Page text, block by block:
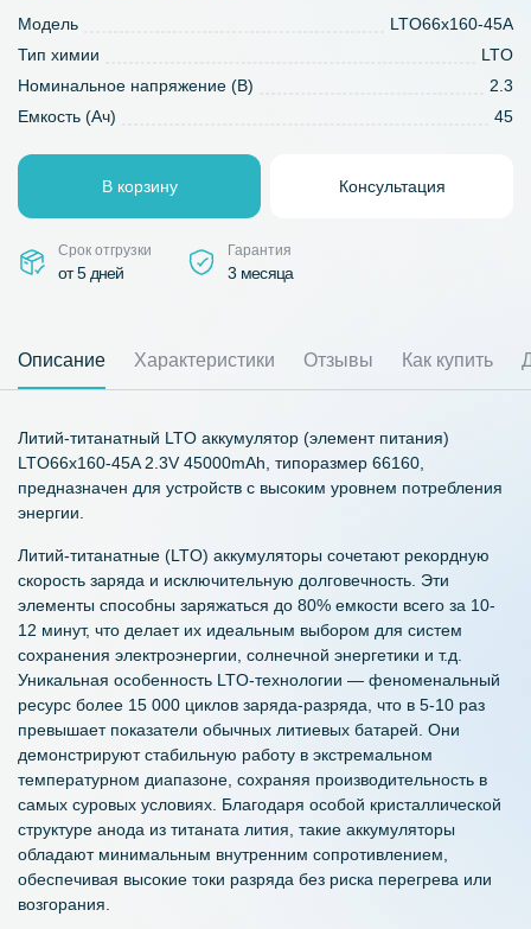
Модель
LTO66x160-45A
Тип химии
LTO
Номинальное напряжение (В)
2.3
Емкость (Ач)
45
В корзину Консультация
Срок отгрузки
от 5 дней
Гарантия
3 месяца
Описание Характеристики Отзывы Как купить
Литий-титанатный LTO аккумулятор (элемент питания)
LTO66x160-45A 2.3V 45000mAh, типоразмер 66160,
предназначен для устройств с высоким уровнем потребления
энергии.
Литий-титанатные (LTO) аккумуляторы сочетают рекордную
скорость заряда и исключительную долговечность. Эти
элементы способны заряжаться до 80% емкости всего за 10-
12 минут, что делает их идеальным выбором для систем
сохранения электроэнергии, солнечной энергетики и т.д.
Уникальная особенность LTO-технологии — феноменальный
ресурс более 15 000 циклов заряда-разряда, что в 5-10 раз
превышает показатели обычных литиевых батарей. Они
демонстрируют стабильную работу в экстремальном
температурном диапазоне, сохраняя производительность в
самых суровых условиях. Благодаря особой кристаллической
структуре анода из титаната лития, такие аккумуляторы
обладают минимальным внутренним сопротивлением,
обеспечивая высокие токи разряда без риска перегрева или
возгорания.